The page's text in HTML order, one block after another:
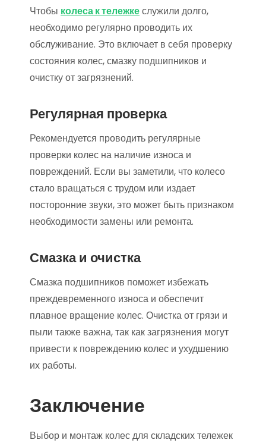
Чтобы колеса к тележкеслужили долго,
необходимо регулярно проводить их
обслуживание. Это включает в себя проверку
состояния колес, смазку подшипников и
очистку от загрязнений.
Регулярная проверка
Рекомендуется проводить регулярные
проверки колес на наличие износа и
повреждений. Если вы заметили, что колесо
стало вращаться с трудом или издает
посторонние звуки, это может быть признаком
необходимости замены или ремонта.
Смазка и очистка
Смазка подшипников поможет избежать
преждевременного износа и обеспечит
плавное вращение колес. Очистка от грязи и
пыли также важна, так как загрязнения могут
привести к повреждению колес и ухудшению
их работы.
Заключение
Выбор и монтаж колес для складских тележек